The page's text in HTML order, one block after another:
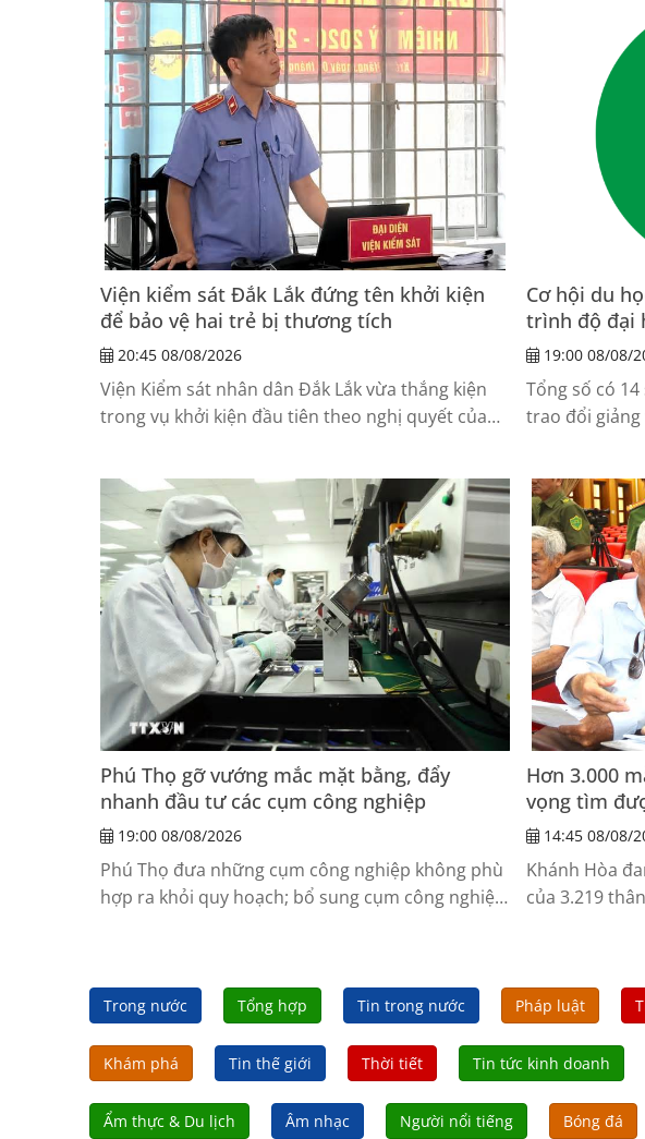
nhiều hành khách vẫn chưa được sơ tán.
quan tâm
Viện kiểm sát Đắk Lắk đứng tên khởi kiện
để bảo vệ hai trẻ bị thương tích
20:45 08/08/2026
Viện Kiểm sát nhân dân Đắk Lắk vừa thắng kiện
trong vụ khởi kiện đầu tiên theo nghị quyết của
đồng cho hai trẻ bị hại, mở thêm cơ chế bảo vệ
người yếu thế khi không thể tự khởi kiện.
Cơ hội du
trình độ đại
19:00 08/08/
Tổng số có
trao đổi giảng
Phú Thọ gỡ vướng mắc mặt bằng, đẩy
nhanh đầu tư các cụm công nghiệp
19:00 08/08/2026
Phú Thọ đưa những cụm công nghiệp không phù
hợp ra khỏi quy hoạch; bổ sung cụm công nghiệp
Hơn 3.000
vọng tìm
14:45 08/08/
Khánh Hòa
của 3.219
Trong nước Tổng hợp Tin trong nước Pháp luật
Khám phá Tin thế giới Thời tiết Tin tức kinh doanh
Ẩm thực & Du lịch Âm nhạc Người nổi tiếng Bóng đá